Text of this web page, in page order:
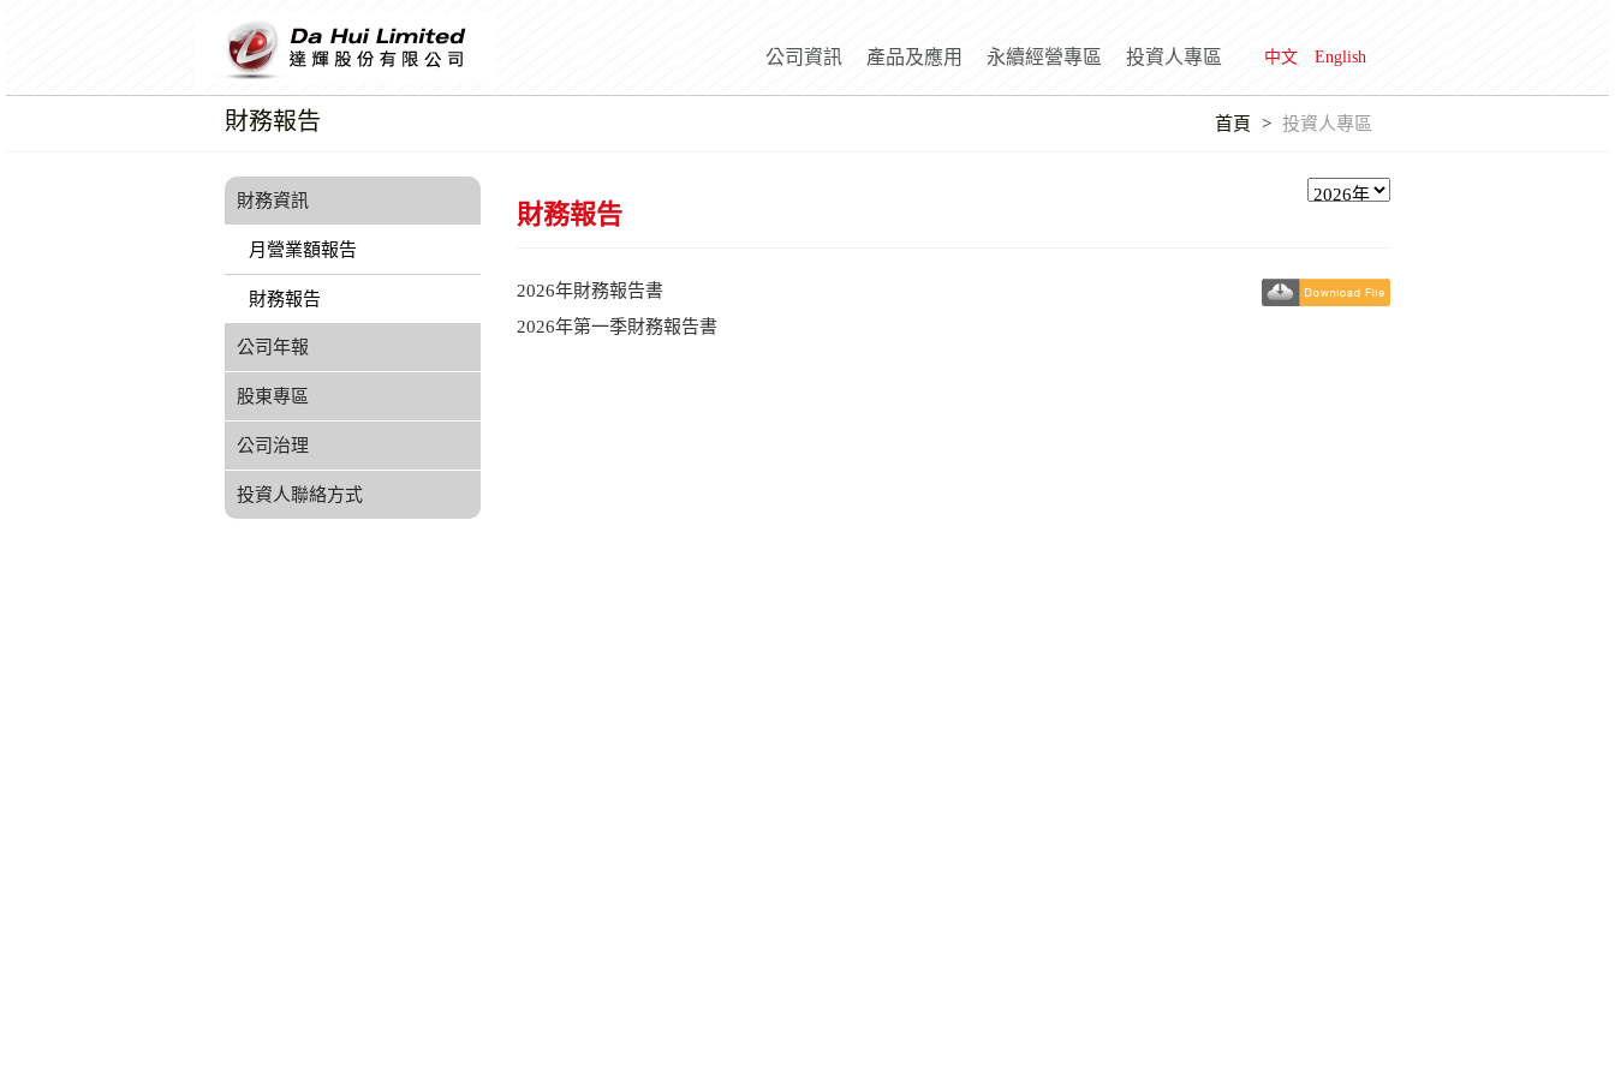
中文 English
公司資訊 產品及應用 永續經營專區 投資人專區
財務報告 首頁 投資人專區
財務資訊
月營業額報告
財務報告
公司年報
股東專區
公司治理
投資人聯絡方式
財務報告
2026年財務報告書
2026年第一季財務報告書